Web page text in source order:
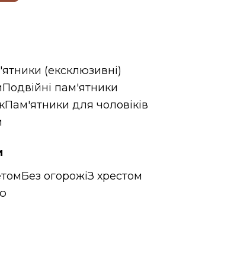
(ексклюзивні)
Подвійні пам'ятники
Пам'ятники для чоловіків
Без огорожіЗ хрестом